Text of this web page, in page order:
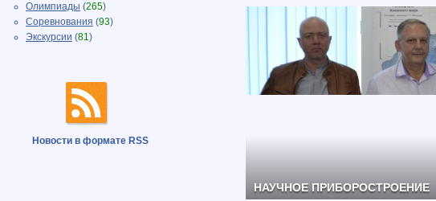
Олимпиады (265)
Соревнования (93)
Экскурсии (81)
Новости в формате RSS
НАУЧНОЕ ПРИБОРОСТРОЕНИЕ